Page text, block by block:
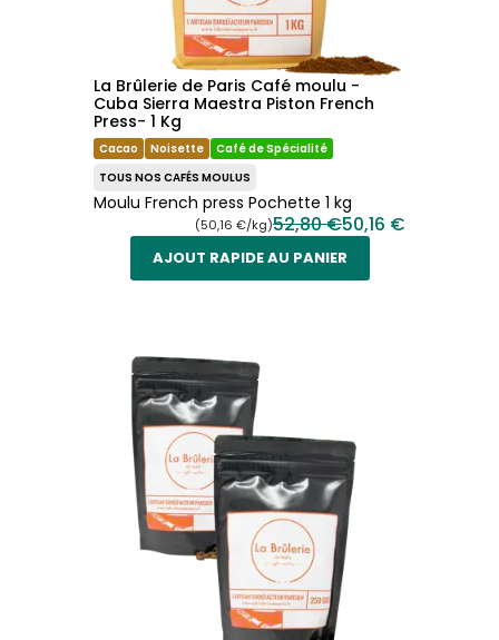
La Brûlerie de Paris Café moulu -
Cuba Sierra Maestra Piston French
Press- 1 Kg
Cacao Noisette
Café de Spécialité
TOUS NOS CAFÉS MOULUS
Moulu French press Pochette 1 kg
(50,16 €/kg)52,80 €50,16 €
AJOUT RAPIDE AU PANIER